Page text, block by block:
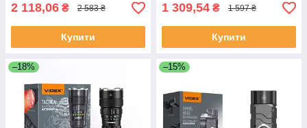
2 118,06 ₴ 2 583 ₴
Купити
1 309,54 ₴ 1 597 ₴
Купити
–18% –15%